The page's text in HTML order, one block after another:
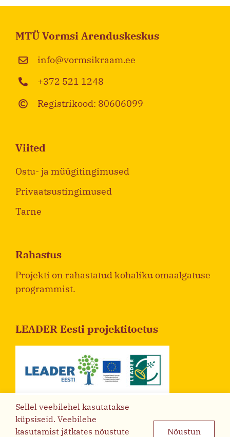
MTÜ Vormsi Arenduskeskus
info@vormsikraam.ee
+372 521 1248
Registrikood: 80606099
Viited
Ostu- ja müügitingimused
Privaatsustingimused
Tarne
Rahastus
Projekti on rahastatud kohaliku omaalgatuse
programmist.
LEADER Eesti projektitoetus
Sellel veebilehel kasutatakse
küpsiseid. Veebilehe
kasutamist jätkates nõustute
Nõustun